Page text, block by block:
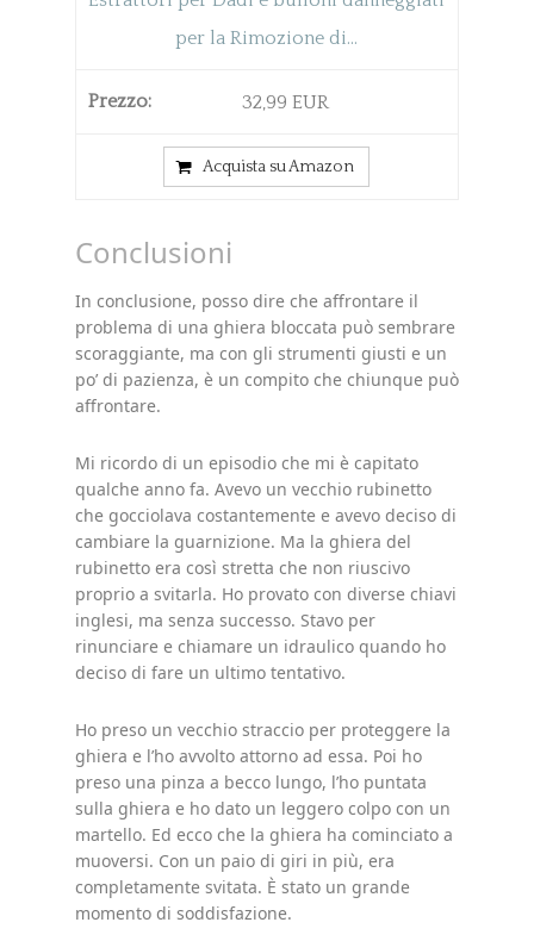
per la Rimozione di...
32,99 EUR
Acquista su Amazon
Conclusioni
In conclusione, posso dire che affrontare il
problema di una ghiera bloccata può sembrare
scoraggiante, ma con gli strumenti giusti e un
po’ di pazienza, è un compito che chiunque può
affrontare.
Mi ricordo di un episodio che mi è capitato
qualche anno fa. Avevo un vecchio rubinetto
che gocciolava costantemente e avevo deciso di
cambiare la guarnizione. Ma la ghiera del
rubinetto era così stretta che non riuscivo
proprio a svitarla. Ho provato con diverse chiavi
inglesi, ma senza successo. Stavo per
rinunciare e chiamare un idraulico quando ho
deciso di fare un ultimo tentativo.
Ho preso un vecchio straccio per proteggere la
ghiera e l’ho avvolto attorno ad essa. Poi ho
preso una pinza a becco lungo, l’ho puntata
sulla ghiera e ho dato un leggero colpo con un
martello. Ed ecco che la ghiera ha cominciato a
muoversi. Con un paio di giri in più, era
completamente svitata. È stato un grande
momento di soddisfazione.